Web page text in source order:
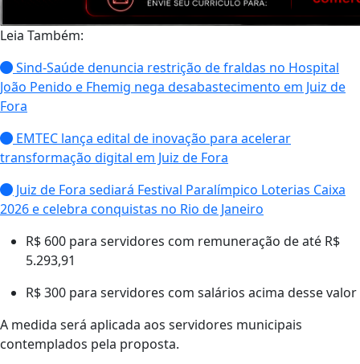
Leia Também:
Sind-Saúde denuncia restrição de fraldas no Hospital
João Penido e Fhemig nega desabastecimento em Juiz de
Fora
EMTEC lança edital de inovação para acelerar
transformação digital em Juiz de Fora
Juiz de Fora sediará Festival Paralímpico Loterias Caixa
2026 e celebra conquistas no Rio de Janeiro
R$ 600 para servidores com remuneração de até R$
5.293,91
R$ 300 para servidores com salários acima desse valor
A medida será aplicada aos servidores municipais
contemplados pela proposta.